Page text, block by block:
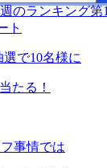
のランキング第
ト
で10名様に
たる！
事情では